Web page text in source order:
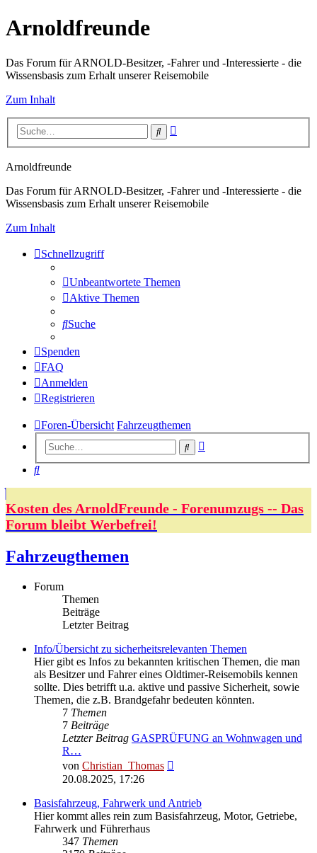
Arnoldfreunde
Das Forum für ARNOLD-Besitzer, -Fahrer und -Interessierte - die
Wissensbasis zum Erhalt unserer Reisemobile
Zum Inhalt
Suche
Arnoldfreunde
Das Forum für ARNOLD-Besitzer, -Fahrer und -Interessierte - die
Wissensbasis zum Erhalt unserer Reisemobile
Zum Inhalt
Schnellzugriff
Unbeantwortete Themen
Aktive Themen
Suche
Spenden
FAQ
Anmelden
Registrieren
Foren-Übersicht Fahrzeugthemen
Suche
Suche
Kosten des ArnoldFreunde - Forenumzugs -- Das
Forum bleibt Werbefrei!
Fahrzeugthemen
Forum
Themen
Beiträge
Letzter Beitrag
Info/Übersicht zu sicherheitsrelevanten Themen
Hier gibt es Infos zu bekannten kritischen Themen, die man
als Besitzer und Fahrer eines Oldtimer-Reisemobils kennen
sollte. Dies betrifft u.a. aktive und passive Sicherheit, sowie
Themen, die z.B. Brandgefahr bedeuten könnten.
7 Themen
7 Beiträge
Letzter Beitrag GASPRÜFUNG an Wohnwagen und
R…
von Christian_Thomas
20.08.2025, 17:26
Basisfahrzeug, Fahrwerk und Antrieb
Hier kommt alles rein zum Basisfahrzeug, Motor, Getriebe,
Fahrwerk und Führerhaus
347 Themen